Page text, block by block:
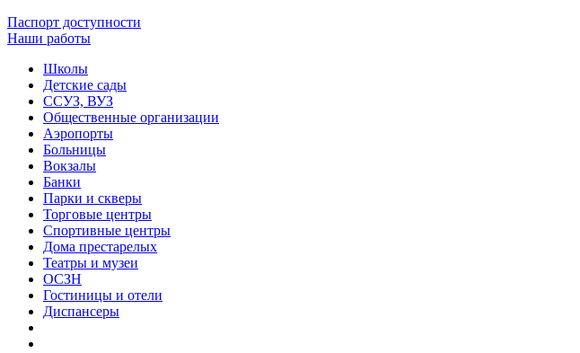
Паспорт доступности
Наши работы
Школы
Детские сады
ССУЗ, ВУЗ
Общественные организации
Аэропорты
Больницы
Вокзалы
Банки
Парки и скверы
Торговые центры
Спортивные центры
Дома престарелых
Театры и музеи
ОСЗН
Гостиницы и отели
Диспансеры